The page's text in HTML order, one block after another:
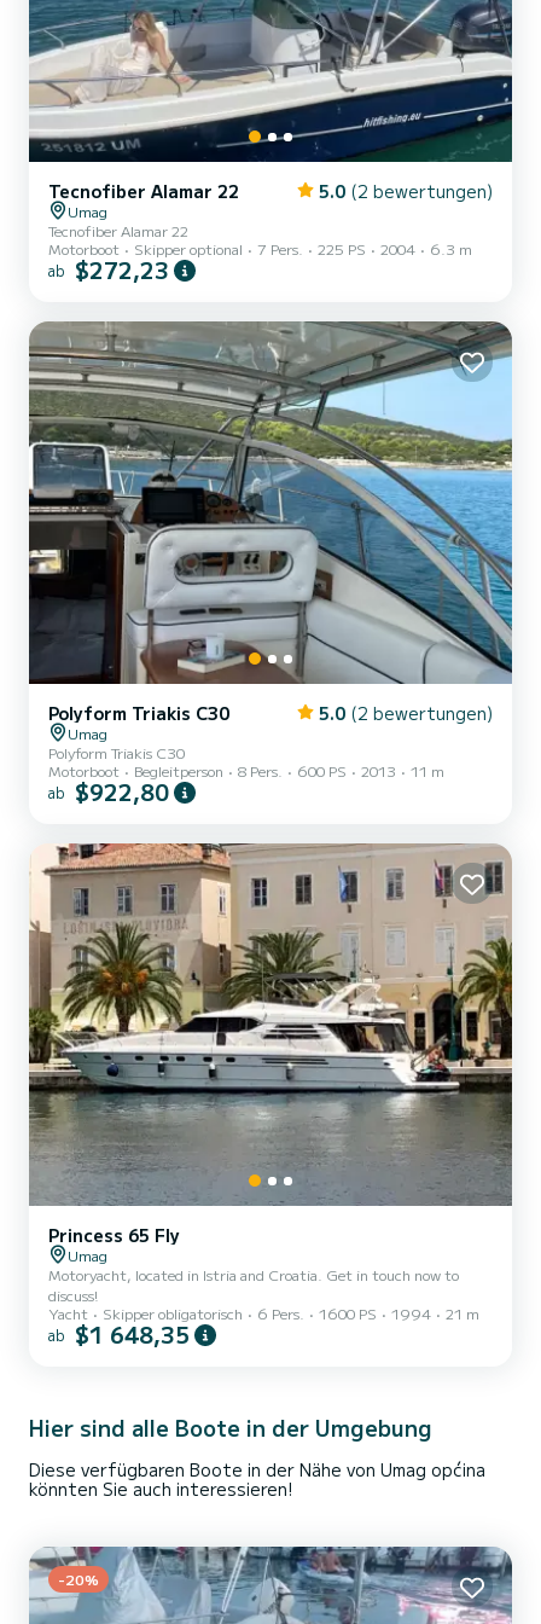
Tecnofiber Alamar 22 5.0 (2 bewertungen)
Umag
Tecnofiber Alamar 22
Motorboot
Skipper optional 7 Pers. 225 PS 2004 6.3 m
ab $272,23
Polyform Triakis C30 5.0 (2 bewertungen)
Umag
Polyform Triakis C30
Motorboot
Begleitperson 8 Pers. 600 PS 2013 11 m
ab $922,80
Princess 65 Fly
Umag
Motoryacht, located in Istria and Croatia. Get in touch now to
discuss!
Yacht
Skipper obligatorisch 6 Pers. 1600 PS 1994 21 m
ab $1 648,35
Hier sind alle Boote in der Umgebung
Diese verfügbaren Boote in der Nähe von Umag općina
könnten Sie auch interessieren!
-20%